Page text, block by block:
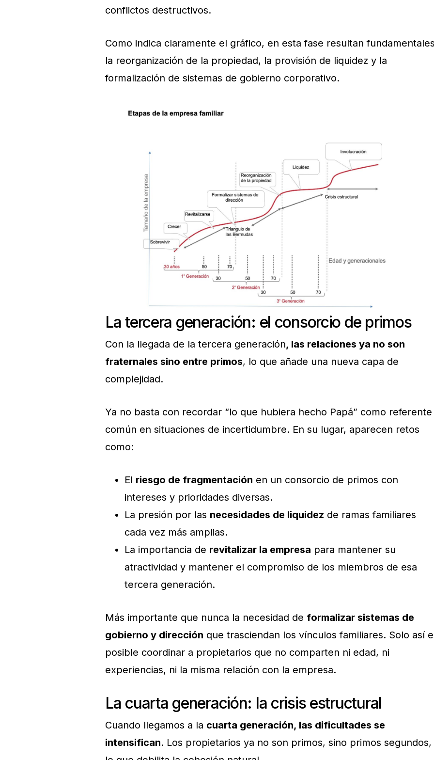
conflictos destructivos.
Como indica claramente el gráfico, en esta fase resultan
la reorganización de la propiedad, la provisión de liquidez y la
formalización de sistemas de gobierno corporativo.
La tercera generación: el consorcio de primos
Con la llegada de la tercera generación, las relaciones ya no son
fraternales sino entre primos, lo que añade una nueva capa de
complejidad.
Ya no basta con recordar “lo que hubiera hecho Papá” como referente
común en situaciones de incertidumbre. En su lugar, aparecen retos
como:
El riesgo de fragmentación en un consorcio de primos con
intereses y prioridades diversas.
La presión por las necesidades de liquidez de ramas familiares
cada vez más amplias.
La importancia de revitalizar la empresa para mantener su
atractividad y mantener el compromiso de los miembros de esa
tercera generación.
Más importante que nunca la necesidad de formalizar sistemas de
gobierno y dirección que trasciendan los vínculos familiares. Solo así
posible coordinar a propietarios que no comparten ni edad, ni
experiencias, ni la misma relación con la empresa.
La cuarta generación: la crisis estructural
Cuando llegamos a la cuarta generación, las dificultades se
intensifican. Los propietarios ya no son primos, sino primos segundos,